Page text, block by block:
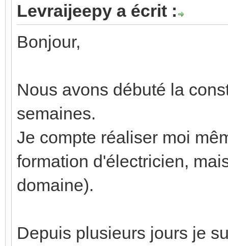
Levraijeepy a écrit :
Bonjour,
Nous avons débuté la
semaines.
Je compte réaliser moi
formation d'électricien,
domaine).
Depuis plusieurs jours je